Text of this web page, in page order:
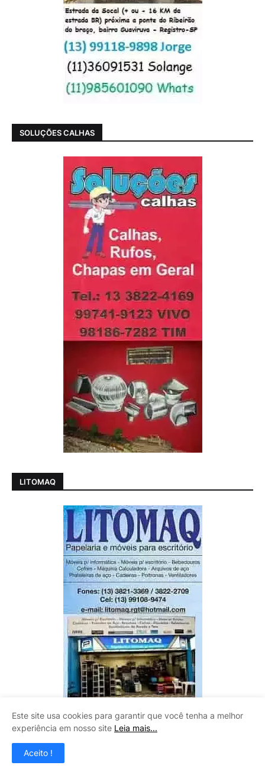
SOLUÇÕES CALHAS
LITOMAQ
CLAUDINEY VIDROS
Este site usa cookies para garantir que você tenha a melhor
experiência em nosso site Leia mais...
Aceito !